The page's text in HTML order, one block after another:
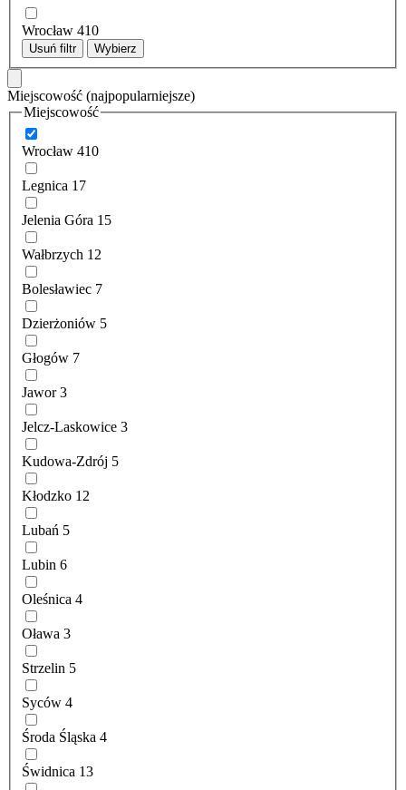
Wrocław 410
Usuń filtr Wybierz
Miejscowość (najpopularniejsze)
Miejscowość
Wrocław 410
Legnica 17
Jelenia Góra 15
Wałbrzych 12
Bolesławiec 7
Dzierżoniów 5
Głogów 7
Jawor 3
Jelcz-Laskowice 3
Kudowa-Zdrój 5
Kłodzko 12
Lubań 5
Lubin 6
Oleśnica 4
Oława 3
Strzelin 5
Syców 4
Środa Śląska 4
Świdnica 13